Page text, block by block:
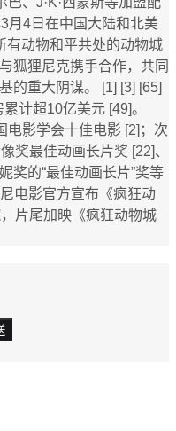
月4日在中国大陆和北美
有动物和平共处的动物城
狐狸尼克携手合作，共同
的重大阴谋。 [1] [3] [65]
计超10亿美元 [49]。
电影学会十佳电影 [2]；次
奖最佳动画长片奖 [22]、
奖的“最佳动画长片”奖等
电影官方宣布《疯狂动
片尾加映《疯狂动物城